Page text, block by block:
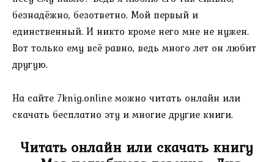
безнадёжно, безответно. Мой первый и
единственный. И никто кроме него мне не нужен.
Вот только ему всё равно, ведь много лет он любит
другую.
На сайте 7knig.online можно читать онлайн или
скачать бесплатно эту и многие другие книги.
Читать онлайн или скачать книгу